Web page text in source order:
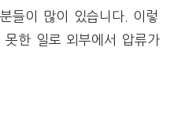
들이 많이 있습니다. 이렇
한 일로 외부에서 압류가